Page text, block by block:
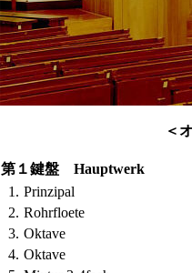
＜
第１鍵盤 Hauptwerk
1. Prinzipal
2. Rohrfloete
3. Oktave
4. Oktave